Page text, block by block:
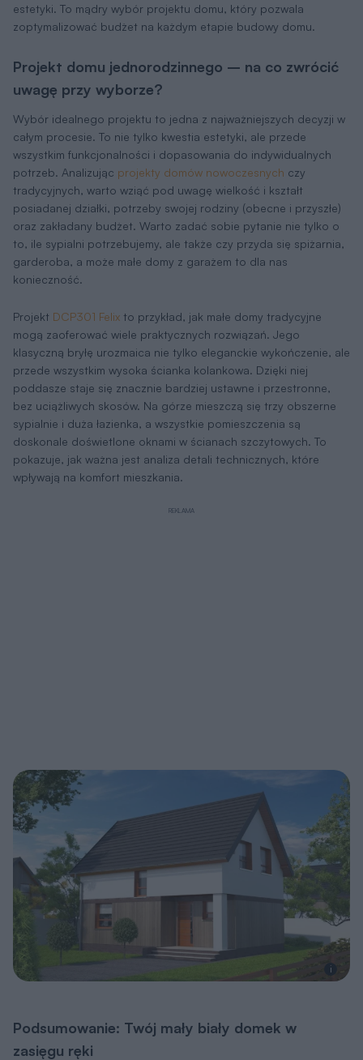
estetyki. To mądry wybór projektu domu, który pozwala
zoptymalizować budżet na każdym etapie budowy domu.
Projekt domu jednorodzinnego – na co zwrócić
uwagę przy wyborze?
Wybór idealnego projektu to jedna z najważniejszych decyzji w
całym procesie. To nie tylko kwestia estetyki, ale przede
wszystkim funkcjonalności i dopasowania do indywidualnych
potrzeb. Analizując projekty domów nowoczesnych czy
tradycyjnych, warto wziąć pod uwagę wielkość i kształt
posiadanej działki, potrzeby swojej rodziny (obecne i przyszłe)
oraz zakładany budżet. Warto zadać sobie pytanie nie tylko o
to, ile sypialni potrzebujemy, ale także czy przyda się spiżarnia,
garderoba, a może małe domy z garażem to dla nas
konieczność.
Projekt DCP301 Felix to przykład, jak małe domy tradycyjne
mogą zaoferować wiele praktycznych rozwiązań. Jego
klasyczną bryłę urozmaica nie tylko eleganckie wykończenie, ale
przede wszystkim wysoka ścianka kolankowa. Dzięki niej
poddasze staje się znacznie bardziej ustawne i przestronne,
bez uciążliwych skosów. Na górze mieszczą się trzy obszerne
sypialnie i duża łazienka, a wszystkie pomieszczenia są
doskonale doświetlone oknami w ścianach szczytowych. To
pokazuje, jak ważna jest analiza detali technicznych, które
wpływają na komfort mieszkania.
i
Podsumowanie: Twój mały biały domek w
zasięgu ręki